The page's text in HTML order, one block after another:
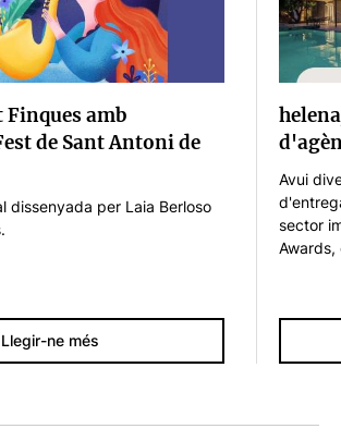
Finques amb
de Sant Antoni de
dissenyada per Laia Berloso
Llegir-ne més
Avui
sector
Awards,
han
Website